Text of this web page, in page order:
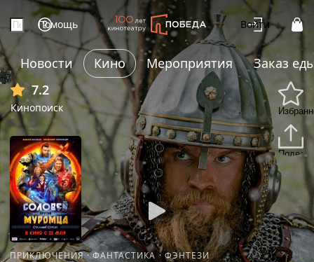
Помощь Войти
Новости Кино Мероприятия
Заказ
7.2
Кинопоиск
+7
ПРИКЛЮЧЕНИЯ·ФАНТАСТИКА·ФЭНТЕЗИ